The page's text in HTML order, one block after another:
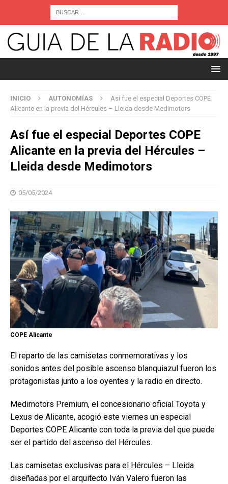
INICIO AUTONOMÍAS
Así fue el especial Deportes COPE
Alicante en la previa del Hércules – Lleida desde Medimotors
Así fue el especial Deportes COPE
Alicante en la previa del Hércules –
Lleida desde Medimotors
05/05/2024
COPE Alicante
El reparto de las camisetas conmemorativas y los
sonidos antes del posible ascenso blanquiazul fueron los
protagonistas junto a los oyentes y la radio en directo.
Medimotors Premium, el concesionario oficial Toyota y
Lexus de Alicante, acogió este viernes un especial
Deportes COPE Alicante con toda la previa del que puede
ser el partido del ascenso del Hércules.
Las camisetas exclusivas para el Hércules – Lleida
diseñadas por el arquitecto Iván Valero fueron las